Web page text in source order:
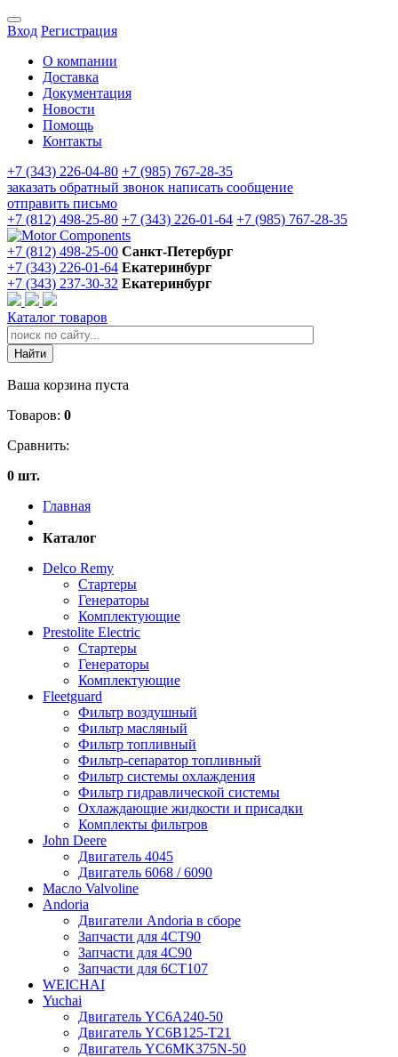
Вход Регистрация
О компании
Доставка
Документация
Новости
Помощь
Контакты
+7 (343) 226-04-80 +7 (985) 767-28-35
заказать обратный звонок написать сообщение
отправить письмо
+7 (812) 498-25-80 +7 (343) 226-01-64 +7 (985) 767-28-35
+7 (812) 498-25-00 Санкт-Петербург
+7 (343) 226-01-64 Екатеринбург
+7 (343) 237-30-32 Екатеринбург
Каталог товаров
Ваша корзина пуста
Товаров: 0
Сравнить:
0 шт.
Главная
Каталог
Delco Remy
Стартеры
Генераторы
Комплектующие
Prestolite Electric
Стартеры
Генераторы
Комплектующие
Fleetguard
Фильтр воздушный
Фильтр масляный
Фильтр топливный
Фильтр-сепаратор топливный
Фильтр системы охлаждения
Фильтр гидравлической системы
Охлаждающие жидкости и присадки
Комплекты фильтров
John Deere
Двигатель 4045
Двигатель 6068 / 6090
Масло Valvoline
Andoria
Двигатели Andoria в сборе
Запчасти для 4CT90
Запчасти для 4С90
Запчасти для 6CT107
WEICHAI
Yuchai
Двигатель YC6A240-50
Двигатель YC6B125-T21
Двигатель YC6MK375N-50